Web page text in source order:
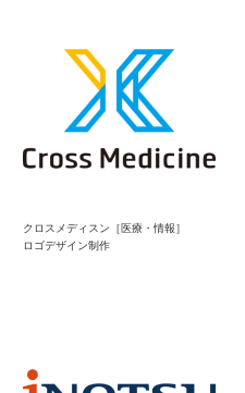
クロスメディスン［医療・情報］
ロゴデザイン制作